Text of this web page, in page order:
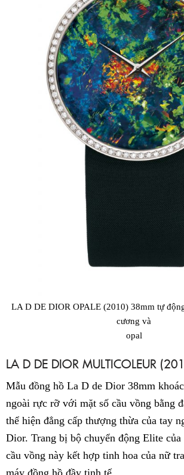
LA D DE DIOR OPALE (2010) 38mm tự
cương và
opal
LA D DE DIOR MULTICOLEUR
Mẫu đồng hồ La D de Dior 38mm
ngoài rực rỡ với mặt số cầu vồng bằng
thể hiện đẳng cấp thượng thừa của tay
Dior. Trang bị bộ chuyển động Elite
cầu vồng này kết hợp tinh hoa của nữ
máy đồng hồ đầy tinh tế.